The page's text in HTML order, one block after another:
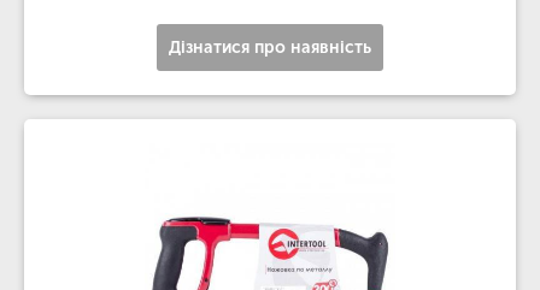
Дізнатися про наявність